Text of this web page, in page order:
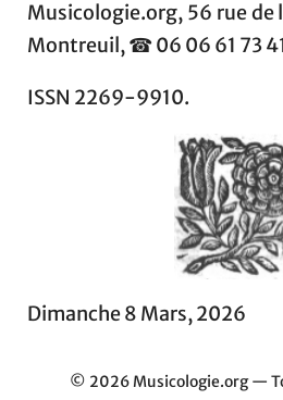
Musicologie.org, 56 rue de
Montreuil, ☎ 06 06 61 73
ISSN 2269-9910.
Dimanche 8 Mars, 2026
© 2026 Musicologie.org —